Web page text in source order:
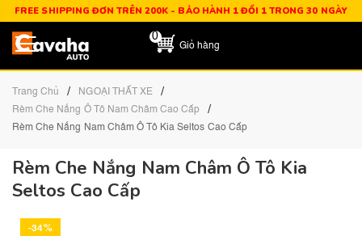
FREE SHIPPING ĐƠN TRÊN 200K - BẢO HÀNH 1 ĐỔI 1 TRONG 30 NGÀY
0
Giỏ hàng
Trang Chủ / NGOẠI THẤT XE /
Rèm Che Nắng Ô Tô Nam Châm Cao Cấp /
Rèm Che Nắng Nam Châm Ô Tô Kia Seltos Cao Cấp
Rèm Che Nắng Nam Châm Ô Tô Kia
Seltos Cao Cấp
-34%